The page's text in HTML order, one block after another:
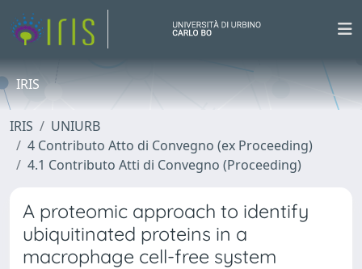
IRIS
IRIS
UNIURB
4 Contributo Atto di Convegno (ex Proceeding)
4.1 Contributo Atti di Convegno (Proceeding)
A proteomic approach to identify
ubiquitinated proteins in a
macrophage cell-free system